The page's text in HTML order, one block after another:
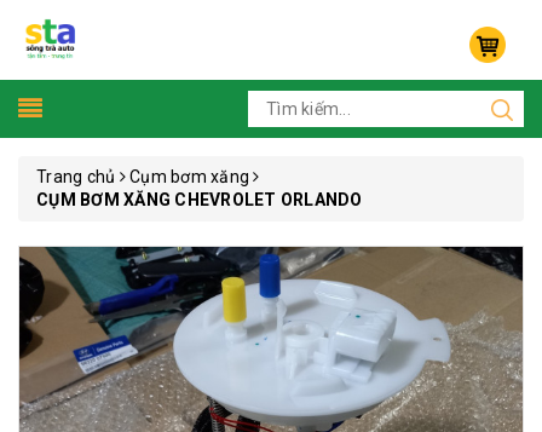
Trang chủ
Cụm bơm xăng
CỤM BƠM XĂNG CHEVROLET ORLANDO